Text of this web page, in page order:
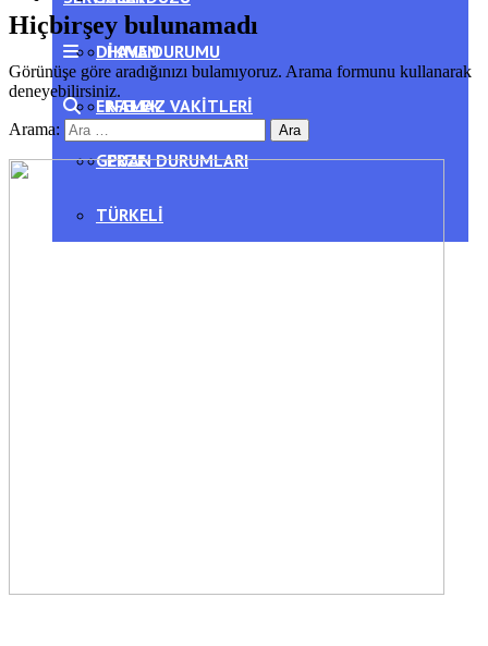
DIKMEN
ERFELEK
GERZE
TÜRKELI
HAVA DURUMU
NAMAZ VAKITLERI
PUAN DURUMLARI
Hiçbirşey bulunamadı
Görünüşe göre aradığınızı bulamıyoruz. Arama formunu kullanarak
deneyebilirsiniz.
Arama: